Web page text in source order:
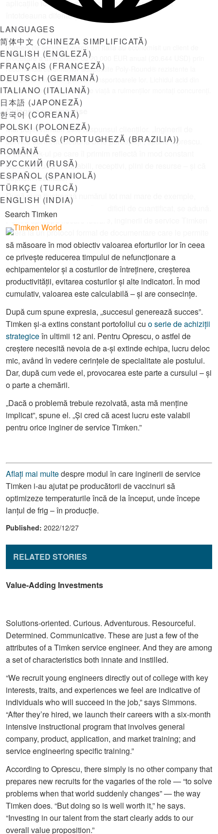
LANGUAGES
简体中文 (CHINEZA SIMPLIFICATĂ)
ENGLISH (ENGLEZĂ)
FRANÇAIS (FRANCEZĂ)
DEUTSCH (GERMANĂ)
ITALIANO (ITALIANĂ)
日本語 (JAPONEZĂ)
한국어 (COREANĂ)
POLSKI (POLONEZĂ)
PORTUGUÊS (PORTUGHEZĂ (BRAZILIA))
ROMÂNĂ
РУССКИЙ (RUSĂ)
ESPAÑOL (SPANIOLĂ)
TÜRKÇE (TURCĂ)
ENGLISH (INDIA)
aplicațiile lor și seturile de abilități necesare sunt
întotdeauna diferite și infinit variabile.”
Inginerii de service Timken din Italia au economisit un client de
procesare a alimentelor cu 20.000 EUR anual (20.644 USD) prin
recomandarea unităților adăpostite Poly-Round® rezistente la
coroziune Timken® pentru transportoarele lor. Lichidul acid din
fructe compromite durata de viață a rulmenților montați concurenți.
Culegere recompense
Mai puțin variabil este răspunsul clienților. „Inginerii de
service suntîntotdeaunabine percepuți”, spune Oprescu.
„Feedback-ul pe care îl primim reflectă în mod constant
faptul că suntem capabili, receptivi, plini de resurse – și că
obținem rezultate.”
După cum ilustrează numărul tot mai mare de exemple,
rezultatele lor, care pot părea dificil de cuantificat, se adună.
Pentru aproape fiecare lucrare, inginerii de service Timken
aderă la un protocol formal de documentare care le permite
să măsoare în mod obiectiv valoarea eforturilor lor în ceea
ce privește reducerea timpului de nefuncționare a
echipamentelor și a costurilor de întreținere, creșterea
productivității, evitarea costurilor și alte indicatori. În mod
cumulativ, valoarea este calculabilă – și are consecințe.
După cum spune expresia, „succesul generează succes”.
Timken și-a extins constant portofoliul cu o serie de achiziții
strategiceîn ultimii 12 ani. Pentru Oprescu, o astfel de
creștere necesită nevoia de a-și extinde echipa, lucru deloc
mic, având în vedere cerințele de specialitate ale postului.
Dar, după cum vede el, provocarea este parte a cursului – și
o parte a chemării.
„Dacă o problemă trebuie rezolvată, asta mă menține
implicat”, spune el. „Și cred că acest lucru este valabil
pentru orice inginer de service Timken.”
Aflați mai multedespre modul în care inginerii de service
Timken i-au ajutat pe producătorii de vaccinuri să
optimizeze temperaturile încă de la început, unde începe
lanțul de frig – în producție.
Published: 2022/12/27
RELATED STORIES
Value-Adding Investments
Solutions-oriented. Curious. Adventurous. Resourceful.
Determined. Communicative. These are just a few of the
attributes of a Timken service engineer. And they are among
a set of characteristics both innate and instilled.
“We recruit young engineers directly out of college with key
interests, traits, and experiences we feel are indicative of
individuals who will succeed in the job,” says Simmons.
“After they’re hired, we launch their careers with a six-month
intensive instructional program that involves general
company, product, application, and market training; and
service engineering specific training.”
According to Oprescu, there simply is no other company that
prepares new recruits for the vagaries of the role — “to solve
problems when that world suddenly changes” — the way
Timken does. “But doing so is well worth it,” he says.
“Investing in our talent from the start clearly adds to our
overall value proposition.”